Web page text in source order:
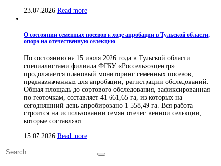
23.07.2026 Read more
О состоянии семенных посевов и ходе апробации в Тульской области,
опора на отечественную селекцию
По состоянию на 15 июля 2026 года в Тульской области
специалистами филиала ФГБУ «Россельхозцентр»
продолжается плановый мониторинг семенных посевов,
предназначенных для апробации, регистрации обследований.
Общая площадь до сортового обследования, зафиксированная
по геоточкам, составляет 41 661,65 га, из которых на
сегодняшний день апробировано 1 558,49 га. Вся работа
строится на использовании семян отечественной селекции,
которые составляют
15.07.2026 Read more